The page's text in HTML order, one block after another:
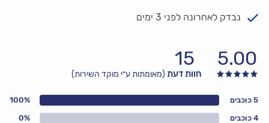
נבדק לאחרונה לפני 3 ימים
5.00
15
חוות דעת (מאומתות ע״י מוקד השירות)
4 כוכבים 0%
5 כוכבים 100%